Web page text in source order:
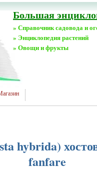
Большая
» Справочник садовода и
» Энциклопедия растений
» Овощи и фрукты
hybrida)
fanfare